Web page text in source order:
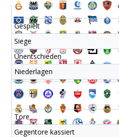
Gespielt
Siege
Unentschieden
Niederlagen
Tore
Gegentore kassiert